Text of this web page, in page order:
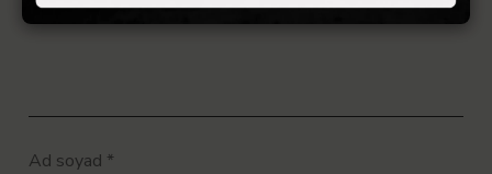
Ad soyad *